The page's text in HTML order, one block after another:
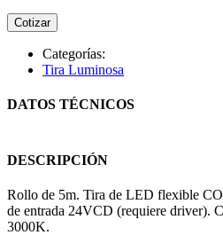
Cotizar
Categorías:
Tira Luminosa
DATOS TÉCNICOS
DESCRIPCIÓN
Rollo de 5m. Tira de LED flexible
de entrada 24VCD (requiere driver).
3000K.